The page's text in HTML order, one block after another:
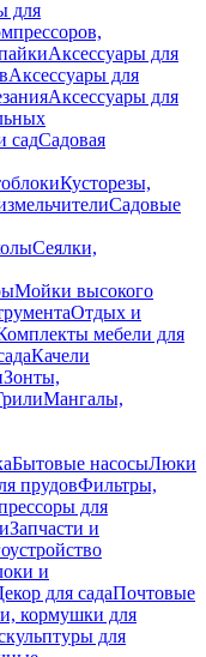
для
Аксессуары для
Аксессуары для
Аксессуары для
садСадовая
Кусторезы,
Садовые
Сеялки,
Мойки высокого
Отдых и
мебели для
Качели
Зонты,
Мангалы,
Бытовые насосыЛюки
прудовФильтры,
для
Запчасти и
и
для садаПочтовые
кормушки для
для